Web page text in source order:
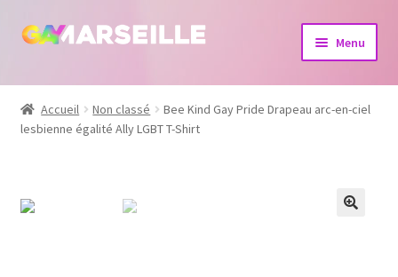
Aller
navigation
Aller
Menu
Boutique
Bijoux
Accueil Non classé
Bee Kind Gay Pride Drapeau arc-en-ciel
lesbienne égalité Ally LGBT T-Shirt